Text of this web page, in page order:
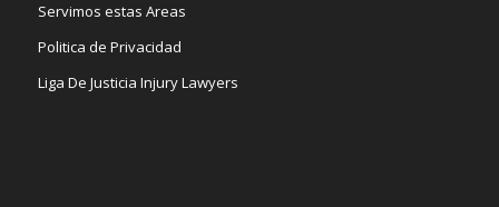
Servimos estas Areas
Politica de Privacidad
Liga De Justicia Injury Lawyers